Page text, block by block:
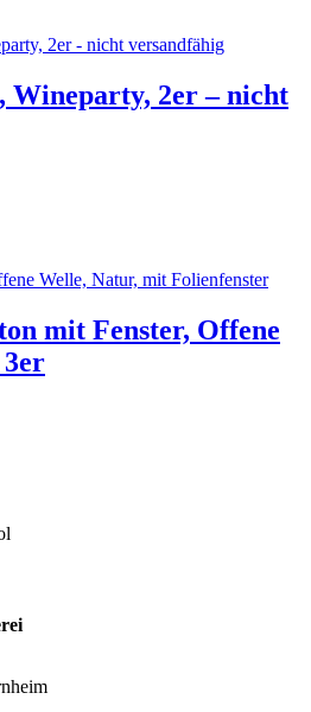
Wineparty, 2er – nicht
mit Fenster, Offene